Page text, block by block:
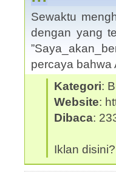
Sewaktu
dengan yang
percaya
Kategori:
Website:
Dibaca:
Iklan disini?